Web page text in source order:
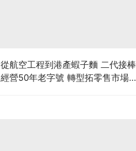
從航空工程到港產蝦子麵 二代接棒
經營50年老字號 轉型拓零售市場